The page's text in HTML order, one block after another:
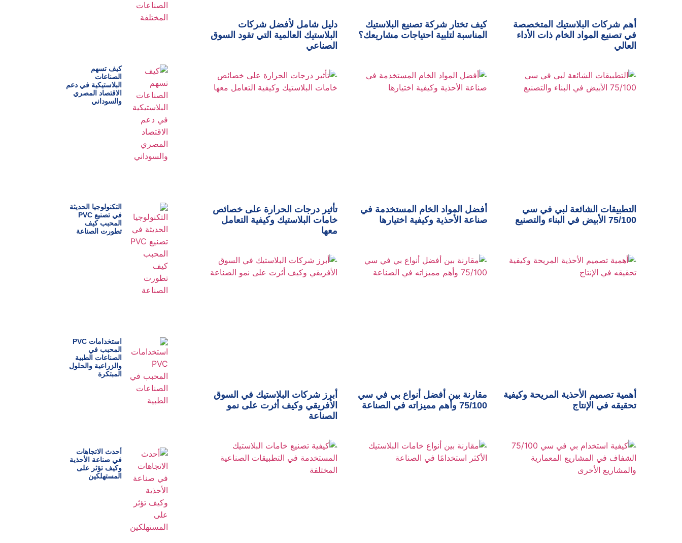
أهم شركات البلاستيك المتخصصة
في تصنيع المواد الخام ذات الأداء
العالي
كيف تختار شركة تصنيع البلاستيك
المناسبة لتلبية احتياجات مشاريعك؟
دليل شامل لأفضل شركات
البلاستيك العالمية التي تقود السوق
الصناعي
التطبيقات الشائعة لبي في سي
75/100 الأبيض في البناء والتصنيع
أفضل المواد الخام المستخدمة في
صناعة الأحذية وكيفية اختيارها
تأثير درجات الحرارة على خصائص
خامات البلاستيك وكيفية التعامل
معها
أهمية تصميم الأحذية المريحة وكيفية
تحقيقه في الإنتاج
مقارنة بين أفضل أنواع بي في سي
75/100 وأهم مميزاته في الصناعة
أبرز شركات البلاستيك في السوق
الأفريقي وكيف أثرت على نمو
الصناعة
كيف تسهم
الصناعات
البلاستيكية في دعم
الاقتصاد المصري
والسوداني
التكنولوجيا الحديثة
في تصنيع PVC
المحبب كيف
تطورت الصناعة
استخدامات PVC
المحبب في
الصناعات الطبية
والزراعية والحلول
المبتكرة
أحدث الاتجاهات
في صناعة الأحذية
وكيف تؤثر على
المستهلكين